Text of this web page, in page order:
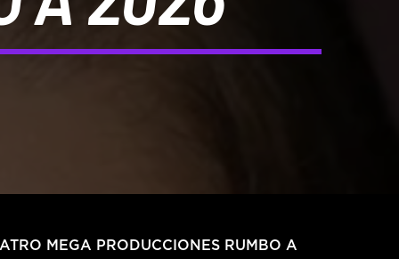
MEGA PRODUCCIONES RUMBO A